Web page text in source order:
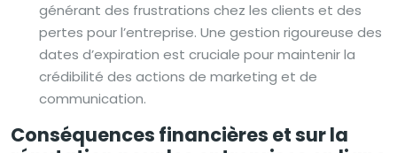
générant des frustrations chez les clients et des
pertes pour l’entreprise. Une gestion rigoureuse des
dates d’expiration est cruciale pour maintenir la
crédibilité des actions de marketing et de
communication.
Conséquences financières et sur la